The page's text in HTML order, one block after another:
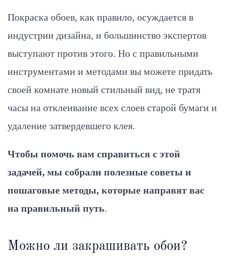
Покраска обоев, как правило, осуждается в
индустрии дизайна, и большинство экспертов
выступают против этого. Но с правильными
инструментами и методами вы можете придать
своей комнате новый стильный вид, не тратя
часы на отклеивание всех слоев старой бумаги и
удаление затвердевшего клея.
Чтобы помочь вам справиться с этой
задачей, мы собрали полезные советы и
пошаговые методы, которые направят вас
на правильный путь.
Можно ли закрашивать обои?